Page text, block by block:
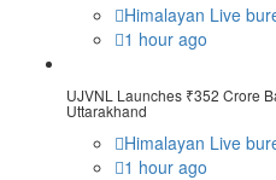
Himalayan Live
1 hour ago
UJVNL Launches ₹352 Crore
Uttarakhand
Himalayan Live
1 hour ago